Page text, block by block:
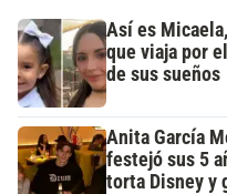
Así es
que viaja por
de sus sueños
Anita García
festejó sus 5
torta Disney y